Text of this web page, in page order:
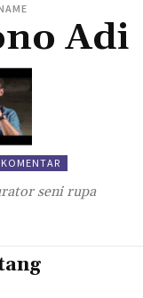
Adi
seni rupa